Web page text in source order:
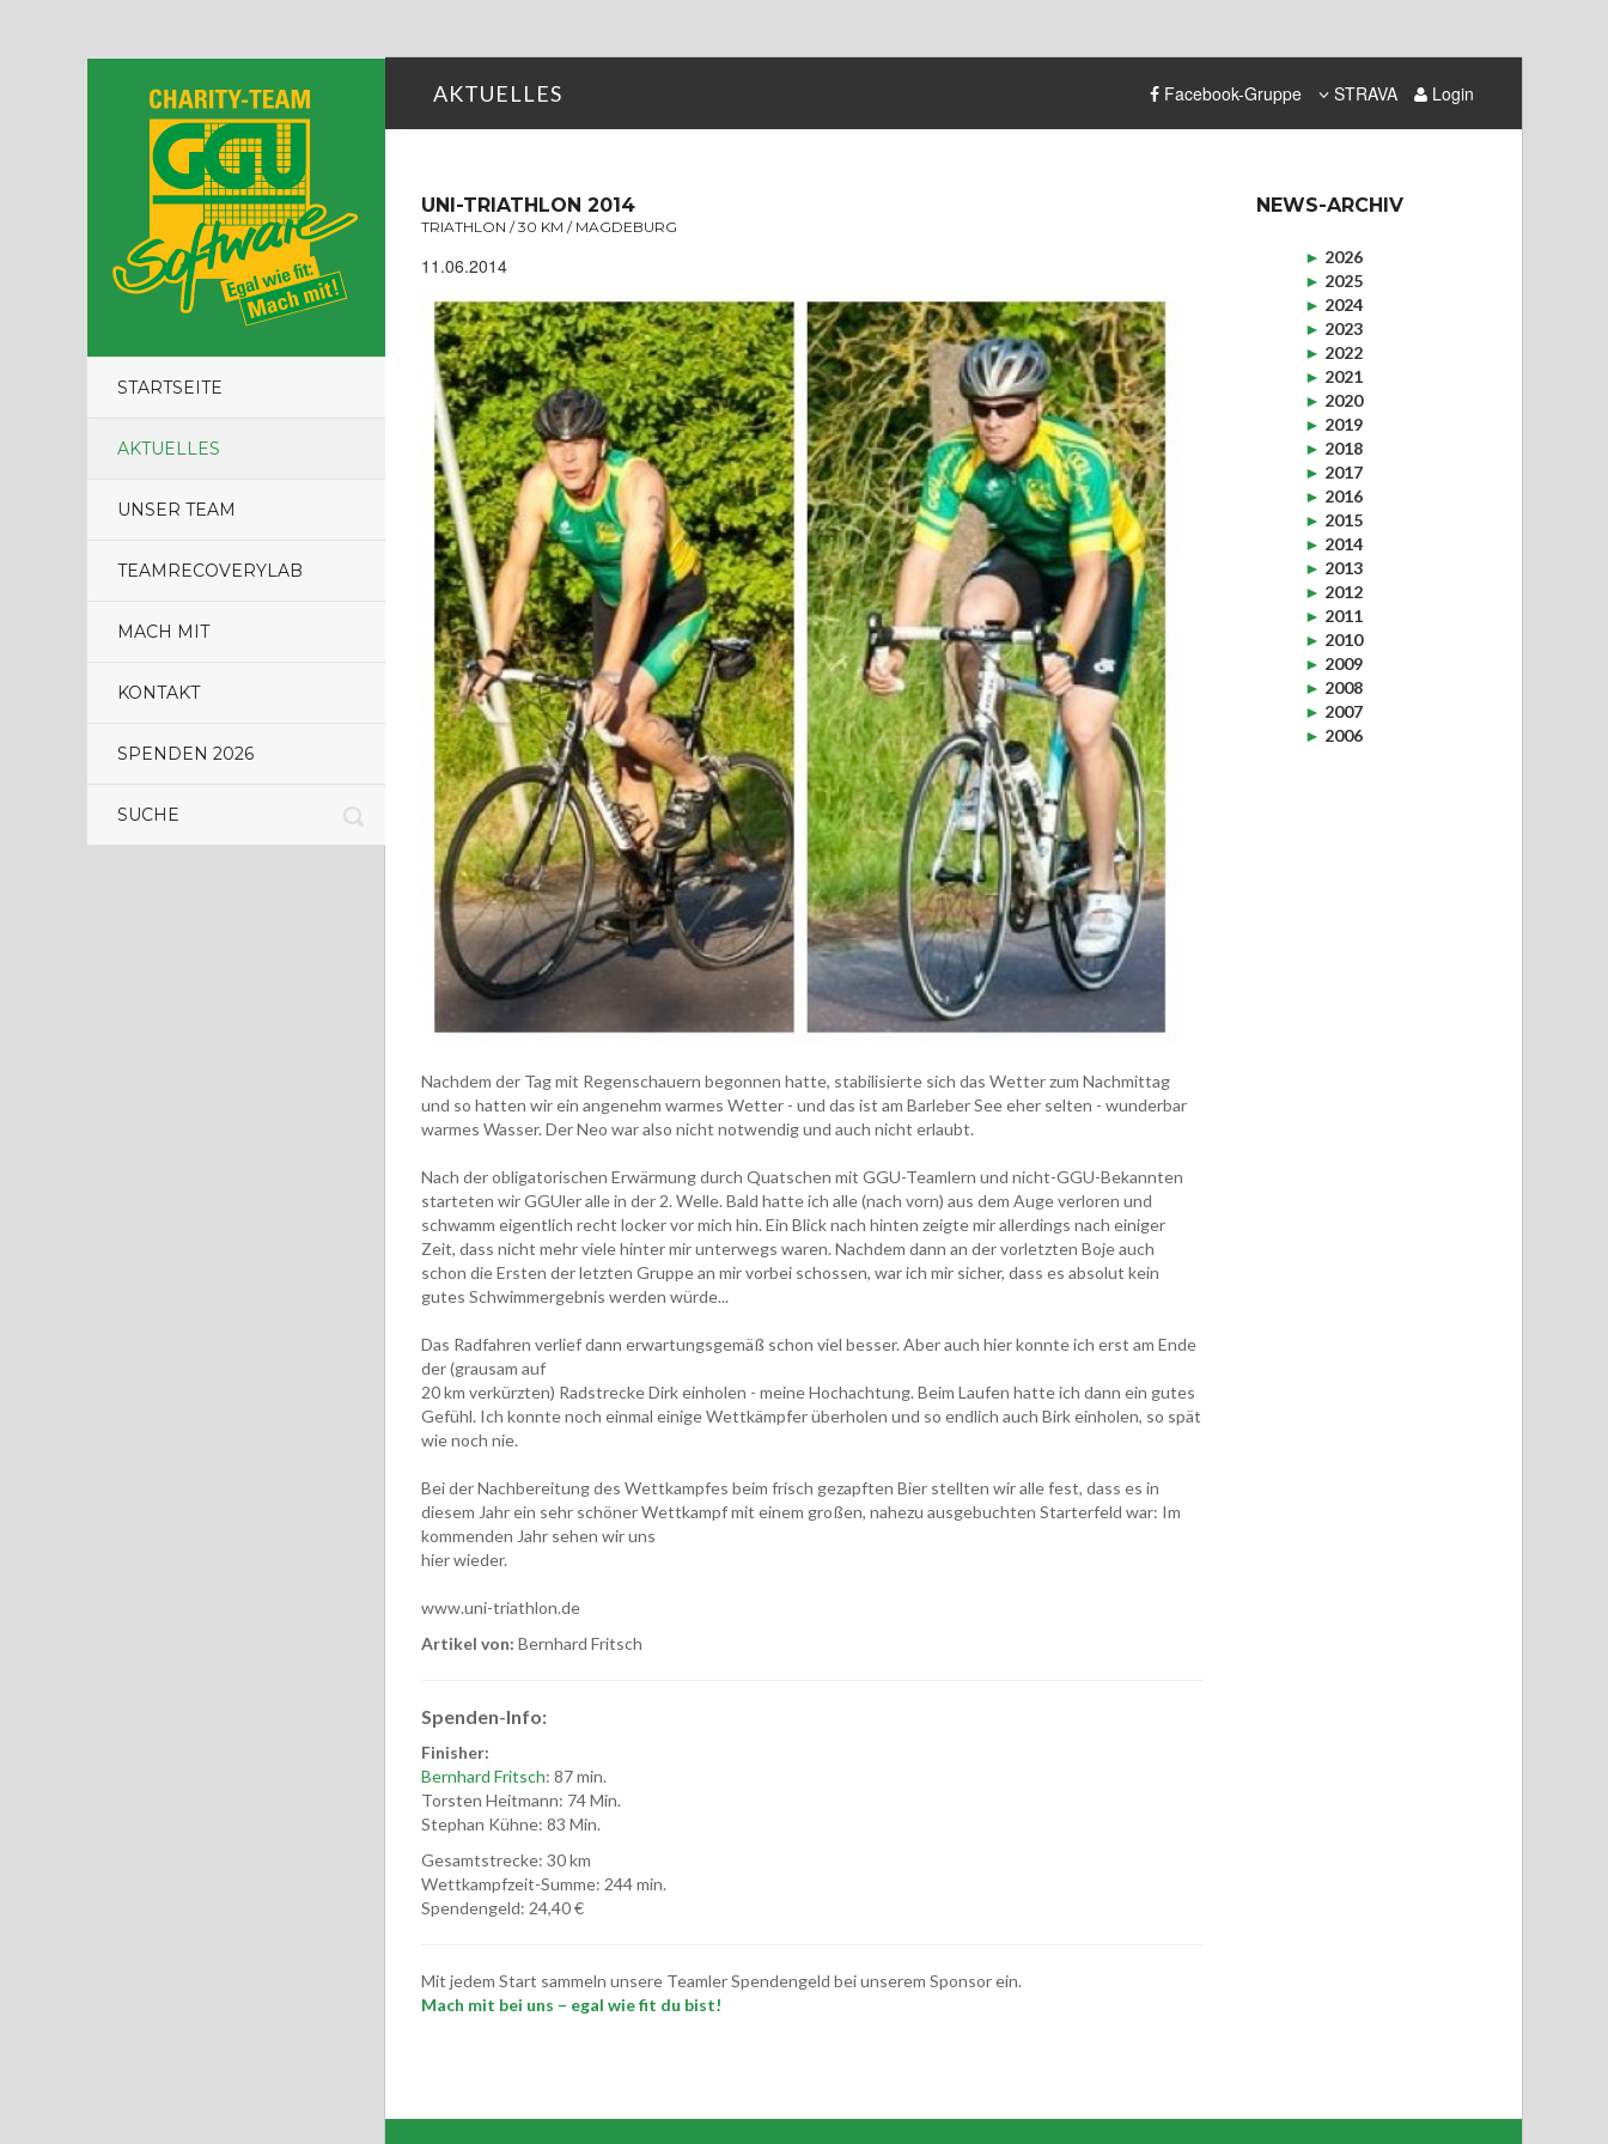
STARTSEITE
AKTUELLES
UNSER TEAM
TEAMRECOVERYLAB
MACH MIT
KONTAKT
SPENDEN 2026
AKTUELLES Facebook-Gruppe STRAVA Login
UNI-TRIATHLON 2014
TRIATHLON / 30 KM / MAGDEBURG
11.06.2014
Nachdem der Tag mit Regenschauern begonnen hatte, stabilisierte sich das Wetter zum Nachmittag
und so hatten wir ein angenehm warmes Wetter - und das ist am Barleber See eher selten - wunderbar
warmes Wasser. Der Neo war also nicht notwendig und auch nicht erlaubt.
Nach der obligatorischen Erwärmung durch Quatschen mit GGU-Teamlern und nicht-GGU-Bekannten
starteten wir GGUler alle in der 2. Welle. Bald hatte ich alle (nach vorn) aus dem Auge verloren und
schwamm eigentlich recht locker vor mich hin. Ein Blick nach hinten zeigte mir allerdings nach einiger
Zeit, dass nicht mehr viele hinter mir unterwegs waren. Nachdem dann an der vorletzten Boje auch
schon die Ersten der letzten Gruppe an mir vorbei schossen, war ich mir sicher, dass es absolut kein
gutes Schwimmergebnis werden würde...
Das Radfahren verlief dann erwartungsgemäß schon viel besser. Aber auch hier konnte ich erst am Ende
der (grausam auf
20 km verkürzten) Radstrecke Dirk einholen - meine Hochachtung. Beim Laufen hatte ich dann ein gutes
Gefühl. Ich konnte noch einmal einige Wettkämpfer überholen und so endlich auch Birk einholen, so spät
wie noch nie.
Bei der Nachbereitung des Wettkampfes beim frisch gezapften Bier stellten wir alle fest, dass es in
diesem Jahr ein sehr schöner Wettkampf mit einem großen, nahezu ausgebuchten Starterfeld war: Im
kommenden Jahr sehen wir uns
hier wieder.
www.uni-triathlon.de
Artikel von: Bernhard Fritsch
Spenden-Info:
Finisher:
Bernhard Fritsch: 87 min.
Torsten Heitmann: 74 Min.
Stephan Kühne: 83 Min.
Gesamtstrecke: 30 km
Wettkampfzeit-Summe: 244 min.
Spendengeld: 24,40 €
Mit jedem Start sammeln unsere Teamler Spendengeld bei unserem Sponsor ein.
Mach mit bei uns – egal wie fit du bist!
NEWS-ARCHIV
► 2026
► 2025
► 2024
► 2023
► 2022
► 2021
► 2020
► 2019
► 2018
► 2017
► 2016
► 2015
► 2014
► 2013
► 2012
► 2011
► 2010
► 2009
► 2008
► 2007
► 2006